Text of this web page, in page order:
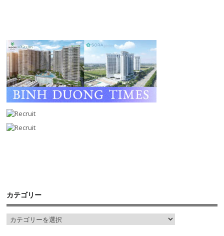
カテゴリー